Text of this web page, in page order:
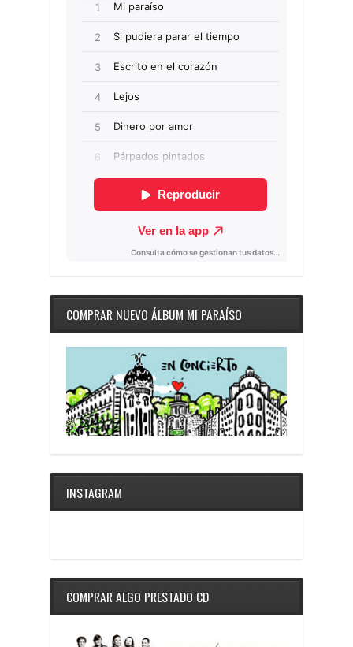
COMPRAR NUEVO ÁLBUM MI PARAÍSO
INSTAGRAM
COMPRAR ALGO PRESTADO CD